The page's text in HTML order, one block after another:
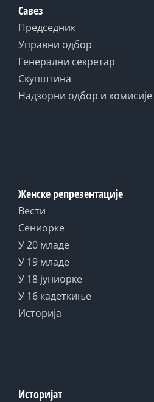
Савез
Председник
Управни одбор
Генерални секретар
Скупштина
Надзорни одбор и комисије
Женске репрезентације
Вести
Сениорке
У 20 младе
У 19 младе
У 18 јуниорке
У 16 кадеткиње
Историја
Историјат